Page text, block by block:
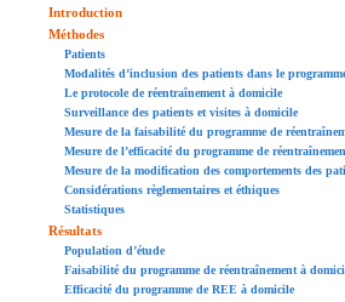
Introduction
Méthodes
Patients
Modalités d’inclusion des patients dans le
Le protocole de réentraînement à domicile
Surveillance des patients et visites à domicile
Mesure de la faisabilité du programme de
Mesure de l’efficacité du programme de
Mesure de la modification des comportements des
Considérations règlementaires et éthiques
Statistiques
Résultats
Population d’étude
Faisabilité du programme de réentraînement à
Efficacité du programme de REE à domicile